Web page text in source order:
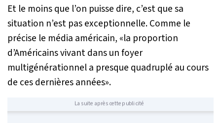
Et le moins que l’on puisse dire, c’est que sa
situation n’est pas exceptionnelle. Comme le
précise le média américain, «la proportion
d’Américains vivant dans un foyer
multigénérationnel a presque quadruplé au cours
de ces dernières années».
La suite après cette publicité